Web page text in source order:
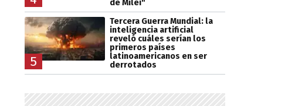
de Milei"
5
Tercera Guerra Mundial: la
inteligencia artificial
reveló cuáles serían los
primeros países
latinoamericanos en ser
derrotados